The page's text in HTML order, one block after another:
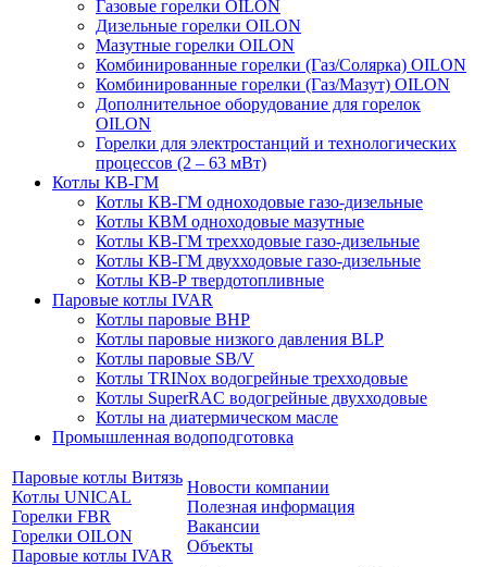
Газовые горелки OILON
Дизельные горелки OILON
Мазутные горелки OILON
Комбинированные горелки (Газ/Солярка) OILON
Комбинированные горелки (Газ/Мазут) OILON
Дополнительное оборудование для горелок
OILON
Горелки для электростанций и технологических
процессов (2 – 63 мВт)
Котлы КВ-ГМ
Котлы КВ-ГМ одноходовые газо-дизельные
Котлы КВМ одноходовые мазутные
Котлы КВ-ГМ трехходовые газо-дизельные
Котлы КВ-ГМ двухходовые газо-дизельные
Котлы КВ-Р твердотопливные
Паровые котлы IVAR
Котлы паровые BHP
Котлы паровые низкого давления BLP
Котлы паровые SB/V
Котлы TRINox водогрейные трехходовые
Котлы SuperRAC водогрейные двухходовые
Котлы на диатермическом масле
Промышленная водоподготовка
Паровые котлы Витязь
Котлы UNICAL
Горелки FBR
Горелки OILON
Паровые котлы IVAR
Новости компании
Полезная информация
Вакансии
Объекты